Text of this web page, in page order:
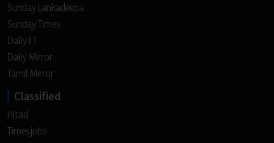
Sunday Lankadeepa
Sunday Times
Daily FT
Daily Mirror
Tamil Mirror
Classified
Hitad
Timesjobs